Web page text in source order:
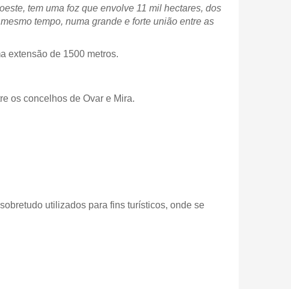
tem uma foz que envolve 11 mil hectares, dos
tempo, numa grande e forte união entre as
extensão de 1500 metros.
os concelhos de Ovar e Mira.
utilizados para fins turísticos, onde se